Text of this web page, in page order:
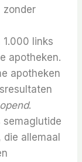
zonder
links
apotheken.
apotheken
.
semaglutide
allemaal